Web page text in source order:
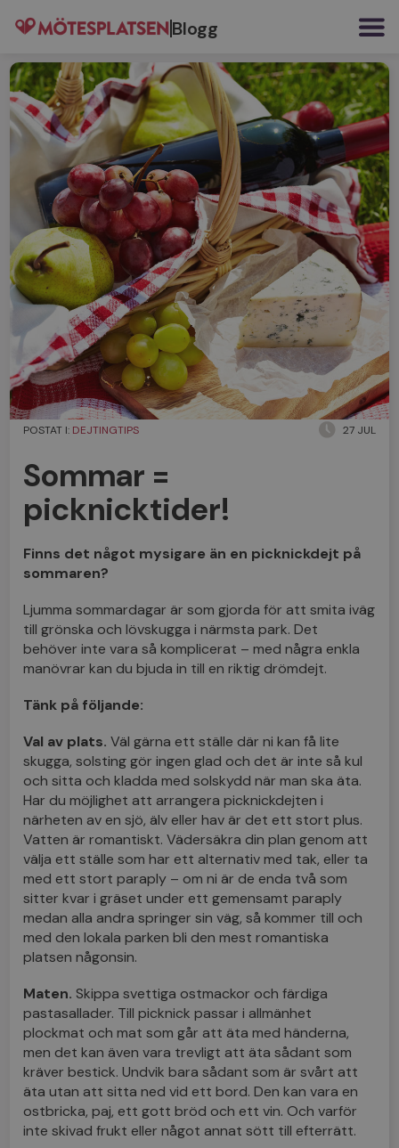
Blogg
POSTAT I: DEJTINGTIPS 27 JUL
Sommar =
picknicktider!
Finns det något mysigare än en picknickdejt på
sommaren?
Ljumma sommardagar är som gjorda för att smita iväg
till grönska och lövskugga i närmsta park. Det
behöver inte vara så komplicerat – med några enkla
manövrar kan du bjuda in till en riktig drömdejt.
Tänk på följande:
Val av plats. Väl gärna ett ställe där ni kan få lite
skugga, solsting gör ingen glad och det är inte så kul
och sitta och kladda med solskydd när man ska äta.
Har du möjlighet att arrangera picknickdejten i
närheten av en sjö, älv eller hav är det ett stort plus.
Vatten är romantiskt. Vädersäkra din plan genom att
välja ett ställe som har ett alternativ med tak, eller ta
med ett stort paraply – om ni är de enda två som
sitter kvar i gräset under ett gemensamt paraply
medan alla andra springer sin väg, så kommer till och
med den lokala parken bli den mest romantiska
platsen någonsin.
Maten. Skippa svettiga ostmackor och färdiga
pastasallader. Till picknick passar i allmänhet
plockmat och mat som går att äta med händerna,
men det kan även vara trevligt att äta sådant som
kräver bestick. Undvik bara sådant som är svårt att
äta utan att sitta ned vid ett bord. Den kan vara en
ostbricka, paj, ett gott bröd och ett vin. Och varför
inte skivad frukt eller något annat sött till efterrätt.